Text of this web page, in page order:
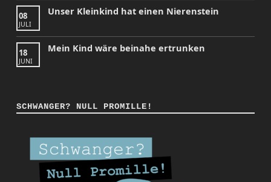
08
JULI
Unser Kleinkind hat einen Nierenstein
18
JUNI
Mein Kind wäre beinahe ertrunken
SCHWANGER? NULL PROMILLE!